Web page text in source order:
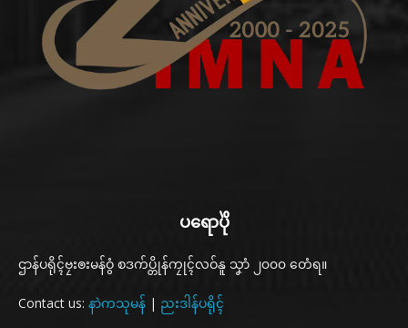
ပရောပိုဲ
ဌာန်ပရိုၚ်ဗၠးၜးမန်ဝွံ စဒက်ပ္တိုန်ကၠုၚ်လဝ်နူ သၞာံ ၂၀၀၀ တေံရ။
Contact us: နာဲကသုမန် | ညးဒါန်ပရိုၚ်